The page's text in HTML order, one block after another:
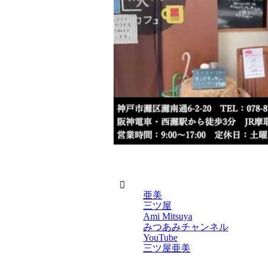
亜美
三ツ屋
Ami Mitsuya
みつあみチャンネル
YouTube
三ツ屋亜美